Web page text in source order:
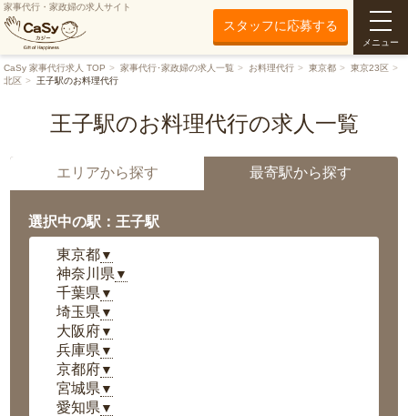
家事代行・家政婦の求人サイト
スタッフに応募する
メニュー
CaSy 家事代行求人 TOP 家事代行･家政婦の求人一覧 お料理代行 東京都
東京23区
北区
王子駅のお料理代行
王子駅のお料理代行の求人一覧
エリアから探す 最寄駅から探す
選択中の駅：王子駅
東京都▼
神奈川県 ▼
千葉県 ▼
埼玉県 ▼
大阪府▼
兵庫県 ▼
京都府▼
宮城県 ▼
愛知県 ▼